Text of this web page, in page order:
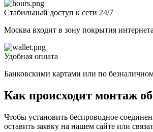
Стабильный доступ к сети 24/7
Москва входит в зону покрытия
Удобная оплата
Банковскими картами или по
Как происходит монтаж
Чтобы установить беспроводное
оставить заявку на нашем сайте или